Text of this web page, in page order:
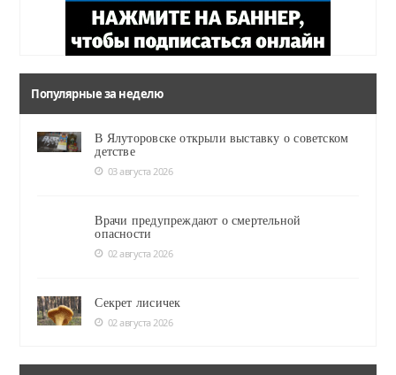
Популярные за неделю
В Ялуторовске открыли выставку о советском
детстве
03 августа 2026
Врачи предупреждают о смертельной
опасности
02 августа 2026
Секрет лисичек
02 августа 2026